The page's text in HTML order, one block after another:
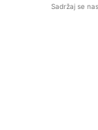
Sadržaj se